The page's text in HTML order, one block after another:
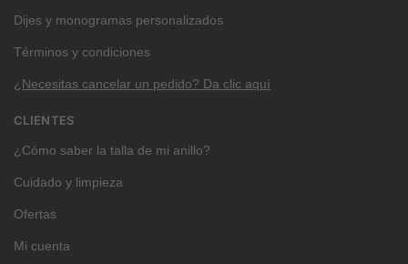
Dijes y monogramas personalizados
Términos y condiciones
¿Necesitas cancelar un pedido? Da clic aquí
CLIENTES
¿Cómo saber la talla de mi anillo?
Cuidado y limpieza
Ofertas
Mi cuenta